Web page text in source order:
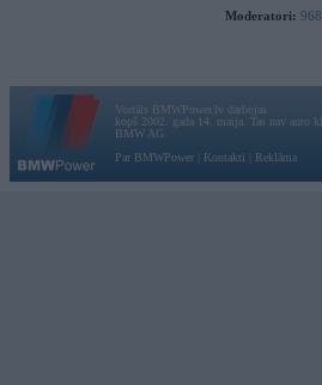
Moderatori:
Vortāls BMWPower.lv darbojas
kopš 2002. gada 14. maija. Tas nav auto
BMW AG.
Par BMWPower
Kontakti Reklāma